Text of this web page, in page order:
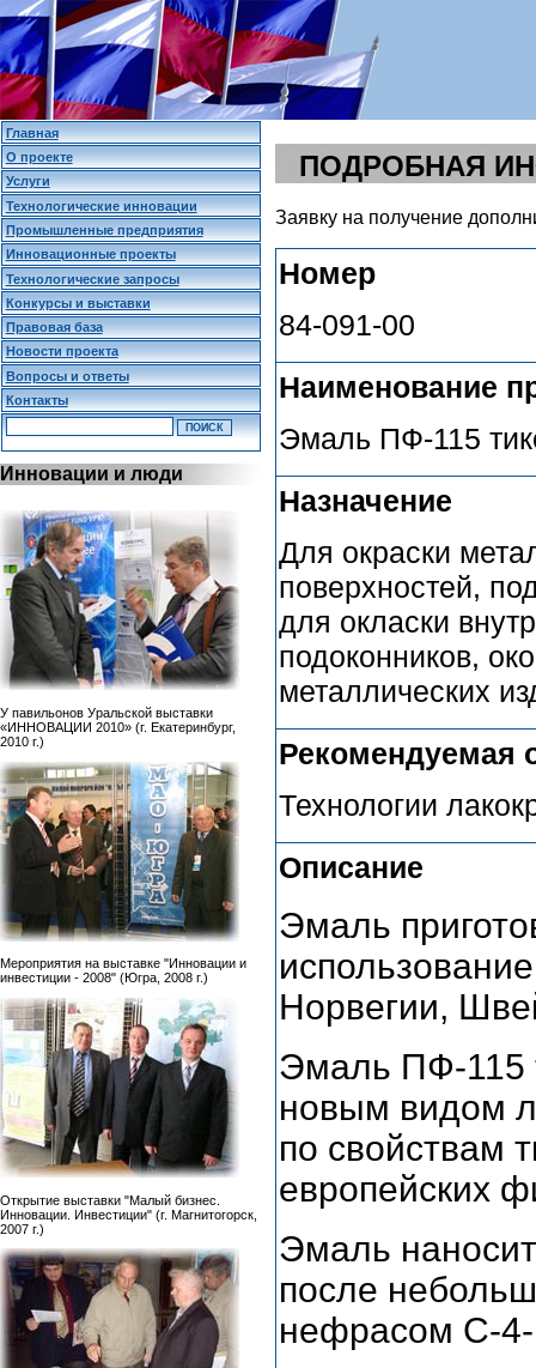
ПОДРОБНАЯ
Заявку на получение
Номер
84-091-00
Наименование
Эмаль ПФ-115
Назначение
Для окраски
поверхностей,
для окласки
подоконников,
металлических
Рекомендуемая
Технологии
Описание
Эмаль
Норвегии,
Эмаль ПФ-115
новым видом
по свойствам
европейских
Эмаль
после
нефрасом С-
Главная
О проекте
Услуги
Технологические инновации
Промышленные предприятия
Инновационные проекты
Технологические запросы
Конкурсы и выставки
Правовая база
Новости проекта
Вопросы и ответы
Контакты
Инновации и люди
У павильонов Уральской выставки
«ИННОВАЦИИ 2010» (г. Екатеринбург,
2010 г.)
Мероприятия на выставке "Инновации и
инвестиции - 2008" (Югра, 2008 г.)
Открытие выставки "Малый бизнес.
Инновации. Инвестиции" (г. Магнитогорск,
2007 г.)